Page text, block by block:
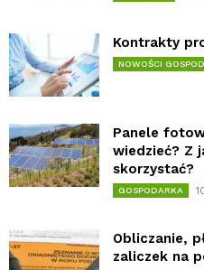
Kontrakty
NOWOŚCI
Panele
wiedzieć? Z
skorzystać?
GOSPODARKA
Obliczanie,
zaliczek na